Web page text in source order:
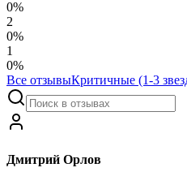
0%
2
0%
1
0%
Все отзывыКритичные (1-3
Дмитрий Орлов